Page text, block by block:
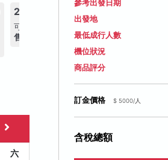
2026/09/12 (六)
可售名額: 6
售價: NT$ 28,500 售價: NT$
六
參考出發日期
出發地
最低成行人數
機位狀況
商品評分
訂金價格 $ 5000/人
含稅總額